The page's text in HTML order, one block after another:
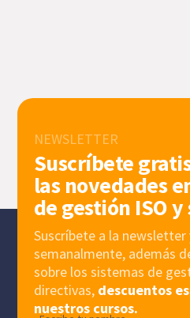
NEWSLETTER
Suscríbete
las novedades
de gestión ISO
Suscríbete a la newsletter
semanalmente, además
sobre los sistemas de
directivas, descuentos
nuestros cursos.